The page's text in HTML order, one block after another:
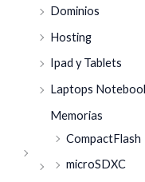
Dominios
Hosting
Ipad y Tablets
Laptops
Memorias
CompactFlash
microSDXC